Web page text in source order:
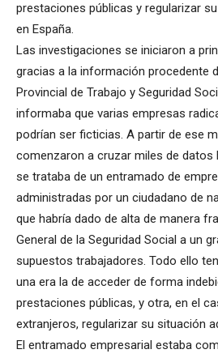
prestaciones públicas y regularizar
en España.
Las investigaciones se iniciaron a
gracias a la información procedente
Provincial de Trabajo y Seguridad
informaba que varias empresas
podrían ser ficticias. A partir de ese
comenzaron a cruzar miles de datos
se trataba de un entramado de
administradas por un ciudadano de
que habría dado de alta de manera
General de la Seguridad Social a un
supuestos trabajadores. Todo ello
una era la de acceder de forma
prestaciones públicas, y otra, en el
extranjeros, regularizar su situación
El entramado empresarial estaba